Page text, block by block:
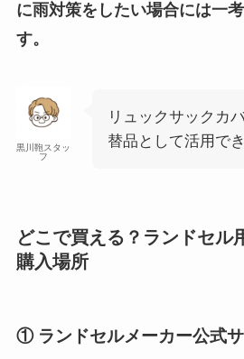
に雨対策をしたい場合には一
す。
黒川鞄スタッ
フ
リュックサックカ
替品として活用でき
どこで買える？ランドセル
購入場所
① ランドセルメーカー公式